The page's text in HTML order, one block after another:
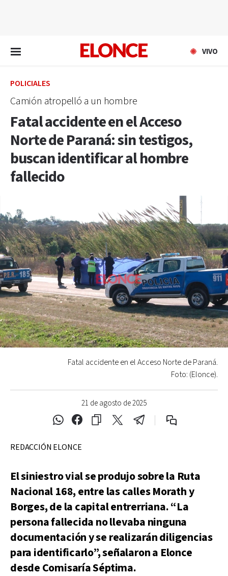
VIVO
POLICIALES
Camión atropelló a un hombre
Fatal accidente en el Acceso
Norte de Paraná: sin testigos,
buscan identificar al hombre
fallecido
21 de agosto de 2025
Fatal accidente en el Acceso Norte de Paraná.
Foto: (Elonce).
REDACCIÓN ELONCE
El siniestro vial se produjo sobre la Ruta
Nacional 168, entre las calles Morath y
Borges, de la capital entrerriana. “La
persona fallecida no llevaba ninguna
documentación y se realizarán diligencias
para identificarlo”, señalaron a Elonce
desde Comisaría Séptima.